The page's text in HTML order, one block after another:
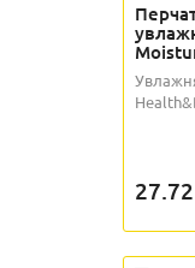
27.72